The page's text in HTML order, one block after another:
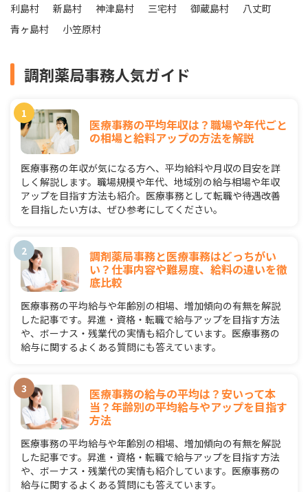
利島村
新島村 神津島村 三宅村 御蔵島村
八丈町
青ヶ島村
小笠原村
調剤薬局事務人気ガイド
医療事務の平均年収は？職場や年代ごと
の相場と給料アップの方法を解説
医療事務の年収が気になる方へ、平均給料や月収の目安を詳
しく解説します。職場規模や年代、地域別の給与相場や年収
アップを目指す方法も紹介。医療事務として転職や待遇改善
を目指したい方は、ぜひ参考にしてください。
調剤薬局事務と医療事務はどっちがい
い？仕事内容や難易度、給料の違いを徹
底比較
医療事務の平均給与や年齢別の相場、増加傾向の有無を解説
した記事です。昇進・資格・転職で給与アップを目指す方法
や、ボーナス・残業代の実情も紹介しています。医療事務の
給与に関するよくある質問にも答えています。
医療事務の給与の平均は？安いって本
当？年齢別の平均給与やアップを目指す
方法
医療事務の平均給与や年齢別の相場、増加傾向の有無を解説
した記事です。昇進・資格・転職で給与アップを目指す方法
や、ボーナス・残業代の実情も紹介しています。医療事務の
給与に関するよくある質問にも答えています。